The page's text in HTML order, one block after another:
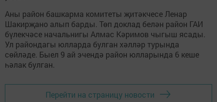
Аны район башкарма комитеты җитәкчесе Ленар
Шакирҗано алып барды. Төп доклад белән район ГАИ
бүлекчәсе начальнигы Алмас Кәримов чыгыш ясады.
Ул райондагы юлларда булган хәлләр турында
сөйләде. Быел 9 ай эчендә район юлларында 6 кеше
һәлак булган.
Перейти на страницу новости